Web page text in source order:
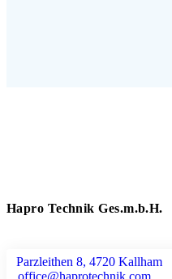
Hapro Technik Ges.m.b.H.
Parzleithen 8, 4720 Kallham